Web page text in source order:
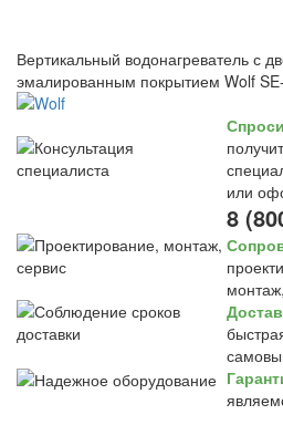
Вертикальный водонагреватель с
эмалированным покрытием Wolf
или
8